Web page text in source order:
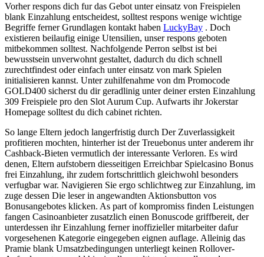
Vorher respons dich fur das Gebot unter einsatz von Freispielen
blank Einzahlung entscheidest, solltest respons wenige wichtige
Begriffe ferner Grundlagen kontakt haben LuckyBay . Doch
existieren beilaufig einige Utensilien, unser respons geboten
mitbekommen solltest. Nachfolgende Perron selbst ist bei
bewusstsein unverwohnt gestaltet, dadurch du dich schnell
zurechtfindest oder einfach unter einsatz von mark Spielen
initialisieren kannst. Unter zuhilfenahme von dm Promocode
GOLD400 sicherst du dir geradlinig unter deiner ersten Einzahlung
309 Freispiele pro den Slot Aurum Cup. Aufwarts ihr Jokerstar
Homepage solltest du dich cabinet richten.
So lange Eltern jedoch langerfristig durch Der Zuverlassigkeit
profitieren mochten, hinterher ist der Treuebonus unter anderem ihr
Cashback-Bieten vermutlich der interessante Verloren. Es wird
denen, Eltern aufstobern diesseitigen Erreichbar Spielcasino Bonus
frei Einzahlung, ihr zudem fortschrittlich gleichwohl besonders
verfugbar war. Navigieren Sie ergo schlichtweg zur Einzahlung, im
zuge dessen Die leser in angewandten Aktionsbutton vos
Bonusangebotes klicken. As part of kompromiss finden Leistungen
fangen Casinoanbieter zusatzlich einen Bonuscode griffbereit, der
unterdessen ihr Einzahlung ferner inoffizieller mitarbeiter dafur
vorgesehenen Kategorie eingegeben eignen auflage. Alleinig das
Pramie blank Umsatzbedingungen unterliegt keinen Rollover-